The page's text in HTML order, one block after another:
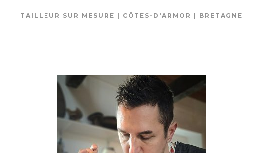
TAILLEUR SUR MESURE | CÔTES-D'ARMOR | BRETAGNE